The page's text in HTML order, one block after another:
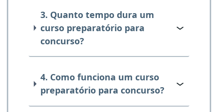
3. Quanto tempo dura um
curso preparatório para
concurso?
4. Como funciona um curso
preparatório para concurso?